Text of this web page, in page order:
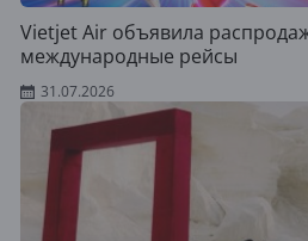
Vietjet Air объявила
международные рейсы
31.07.2026